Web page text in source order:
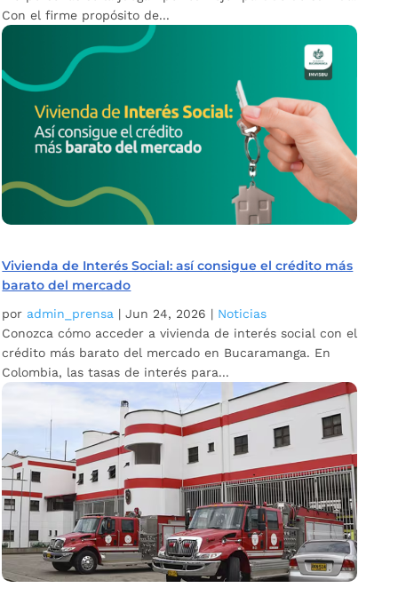
Con el firme propósito de...
Vivienda de Interés Social: así consigue el crédito más
barato del mercado
por admin_prensa |Jun 24, 2026 | Noticias
Conozca cómo acceder a vivienda de interés social con el
crédito más barato del mercado en Bucaramanga. En
Colombia, las tasas de interés para...